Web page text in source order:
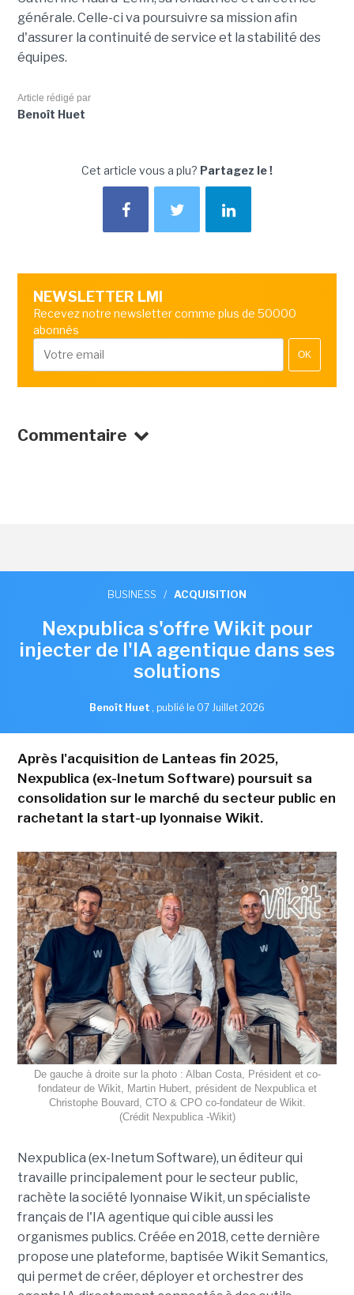
générale. Celle-ci va poursuivre sa mission afin
d'assurer la continuité de service et la stabilité des
équipes.
Article rédigé par
Benoît Huet
Cet article vous a plu? Partagez le !
NEWSLETTER LMI
Recevez notre newsletter comme plus de 50000
abonnés
OK
Commentaire
BUSINESS / ACQUISITION
Nexpublica s'offre Wikit pour
injecter de l'IA agentique dans ses
solutions
Benoît Huet , publié le 07 Juillet 2026
Après l'acquisition de Lanteas fin 2025,
Nexpublica (ex-Inetum Software) poursuit sa
consolidation sur le marché du secteur public en
rachetant la start-up lyonnaise Wikit.
De gauche à droite sur la photo : Alban Costa, Président et co-
fondateur de Wikit, Martin Hubert, président de Nexpublica et
Christophe Bouvard, CTO & CPO co-fondateur de Wikit.
(Crédit Nexpublica -Wikit)
Nexpublica (ex-Inetum Software), un éditeur qui
travaille principalement pour le secteur public,
rachète la société lyonnaise Wikit, un spécialiste
français de l'IA agentique qui cible aussi les
organismes publics. Créée en 2018, cette dernière
propose une plateforme, baptisée Wikit Semantics,
qui permet de créer, déployer et orchestrer des